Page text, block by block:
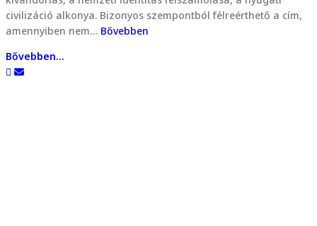
civilizáció alkonya. Bizonyos szempontból félreérthető a cím,
amennyiben nem… Bővebben
Bővebben...